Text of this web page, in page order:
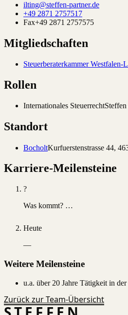
ilting@steffen-partner.de
+49 2871 2757517
Fax+49 2871 2757575
Mitgliedschaften
Steuerberaterkammer Westfalen-
Rollen
Internationales Steuerrecht
Standort
BocholtKurfuerstenstrasse 44,
Karriere-Meilensteine
?
Was kommt? …
Heute
—
Weitere Meilensteine
u.a. über 20 Jahre Tätigkeit in
Zurück zur Team-Übersicht